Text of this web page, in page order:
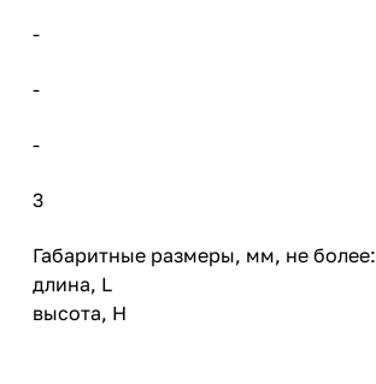
-
-
-
3
Габаритные размеры, мм, не более:
длина, L
высота, H